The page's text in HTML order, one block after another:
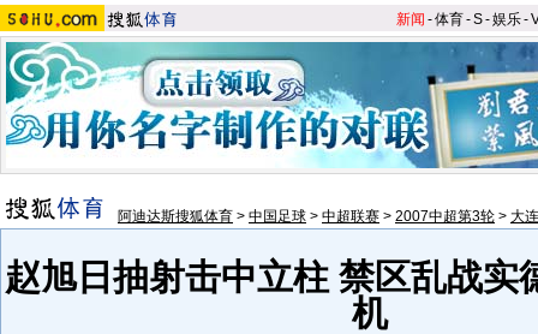
新闻 -体育-S-娱乐-
阿迪达斯搜狐体育 > 中国足球 > 中超联赛 > 2007中超第3轮 > 大
赵旭日抽射击中立柱 禁区乱战实
机